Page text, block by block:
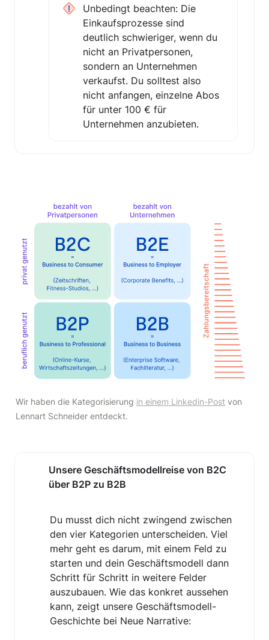
Unbedingt beachten: Die
Einkaufsprozesse sind
deutlich schwieriger, wenn du
nicht an Privatpersonen,
sondern an Unternehmen
verkaufst. Du solltest also
nicht anfangen, einzelne Abos
für unter 100 € für
Unternehmen anzubieten.
Wir haben die Kategorisierung in einem Linkedin-Post von
Lennart Schneider entdeckt.
Unsere Geschäftsmodellreise von B2C
über B2P zu B2B
Du musst dich nicht zwingend zwischen
den vier Kategorien unterscheiden. Viel
mehr geht es darum, mit einem Feld zu
starten und dein Geschäftsmodell dann
Schritt für Schritt in weitere Felder
auszubauen. Wie das konkret aussehen
kann, zeigt unsere Geschäftsmodell-
Geschichte bei Neue Narrative: